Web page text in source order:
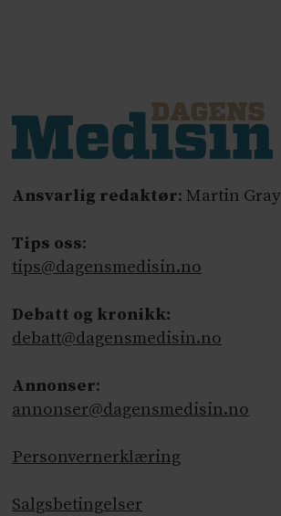
Ansvarlig redaktør: Martin Gray
Tips oss:
tips@dagensmedisin.no
Debatt og kronikk:
debatt@dagensmedisin.no
Annonser:
annonser@dagensmedisin.no
Personvernerklæring
Salgsbetingelser